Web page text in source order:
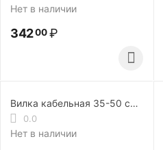
Нет в наличии
34200 ₽
Вилка кабельная 35-50 с
б.р. ISQ0030-01
0.0
Нет в наличии